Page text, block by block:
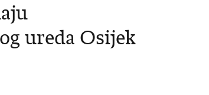
ureda Osijek